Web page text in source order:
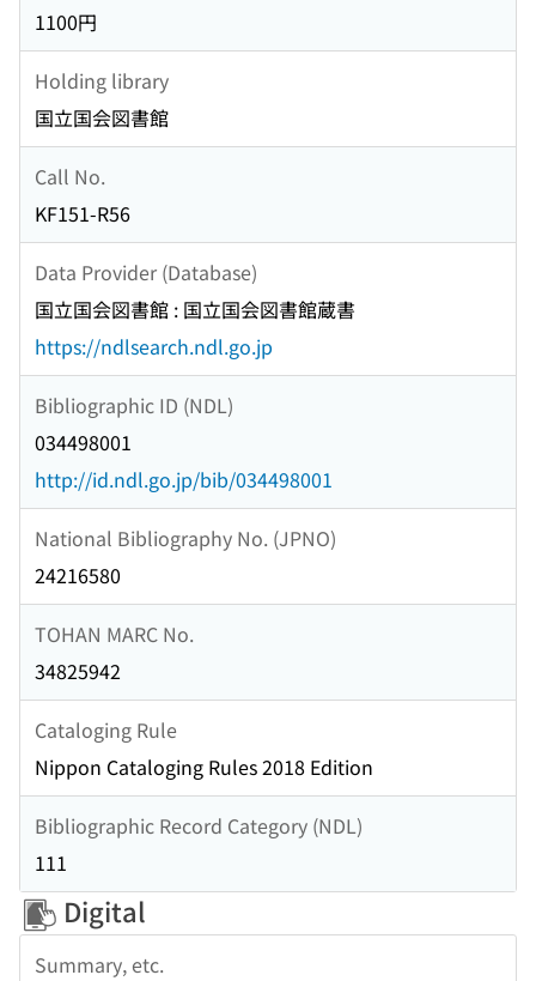
1100円
Holding library
国立国会図書館
Call No.
KF151-R56
Data Provider (Database)
国立国会図書館 : 国立国会図書館蔵書
https://ndlsearch.ndl.go.jp
Bibliographic ID (NDL)
034498001
http://id.ndl.go.jp/bib/034498001
National Bibliography No. (JPNO)
24216580
TOHAN MARC No.
34825942
Cataloging Rule
Nippon Cataloging Rules 2018 Edition
Bibliographic Record Category (NDL)
111
Digital
Summary, etc.